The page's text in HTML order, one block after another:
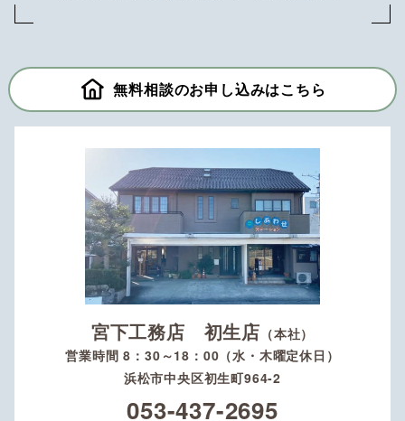
無料相談のお申し込みはこちら
宮下工務店 初生店 （本社）
営業時間 8：30～18：00（水・木曜定休日）
浜松市中央区初生町964-2
053-437-2695